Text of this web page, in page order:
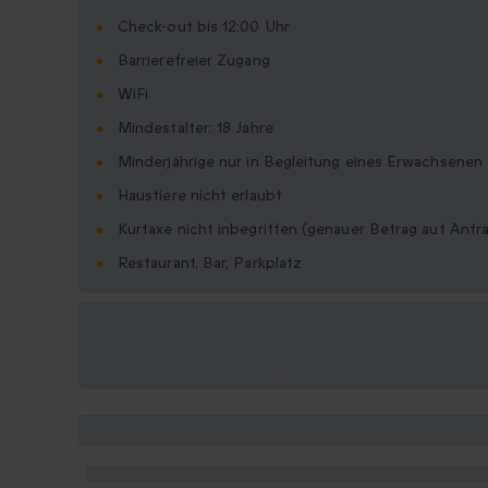
Check-out bis 12:00 Uhr
Barrierefreier Zugang
WiFi
Mindestalter: 18 Jahre
Minderjährige nur in Begleitung eines Erwachsenen
Haustiere nicht erlaubt
Kurtaxe nicht inbegriffen (genauer Betrag auf
Restaurant, Bar, Parkplatz